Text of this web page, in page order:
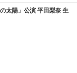
太陽」公演 平田梨奈 生